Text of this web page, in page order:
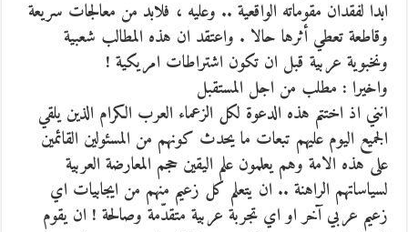
ابدا لفقدان مقوماته الواقعية .. وعليه ، فلابد من معالجات سريعة
وقاطعة تعطي أثرها حالا . واعتقد ان هذه المطالب شعبية
ونخبوية عربية قبل ان تكون اشتراطات امريكية !
واخيرا : مطلب من اجل المستقبل
انني اذ اختتم هذه الدعوة لكل الزعماء العرب الكرام الذين يلقي
الجميع اليوم عليهم تبعات ما يحدث كونهم من المسئولين القائمين
على هذه الامة وهم يعلمون علم اليقين حجم المعارضة العربية
لسياساتهم الراهنة .. ان يتعلم كل زعيم منهم من ايجابيات اي
زعيم عربي آخر او اي تجربة عربية متقدّمة وصالحة ! ان يقوم